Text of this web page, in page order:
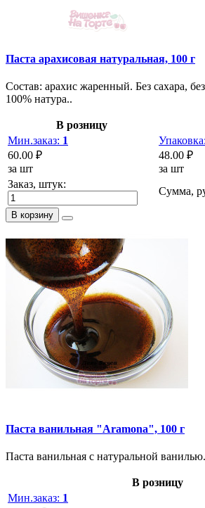
Паста арахисовая натуральная, 100 г
Состав: арахис жаренный. Без сахара,
100% натура..
В розницу
Мин.заказ: 1
60.00 ₽
за шт
Упаковка:
48.00 ₽
за шт
Заказ, штук:
Сумма,
В корзину
Паста ванильная "Aramona", 100 г
Паста ванильная с натуральной
В розницу
Мин.заказ: 1